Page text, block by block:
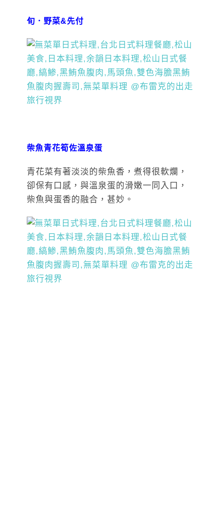
旬．野菜&先付
柴魚青花筍佐溫泉蛋
青花菜有著淡淡的柴魚香，煮得很軟爛，
卻保有口感，與溫泉蛋的滑嫩一同入口，
柴魚與蛋香的融合，甚妙。